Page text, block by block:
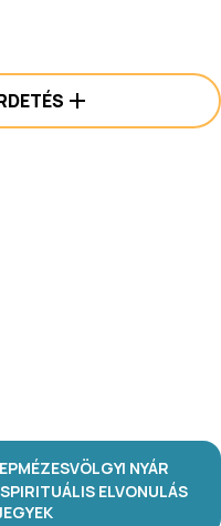
MÉZESVÖLGYI NYÁR
SPIRITUÁLIS ELVONULÁS